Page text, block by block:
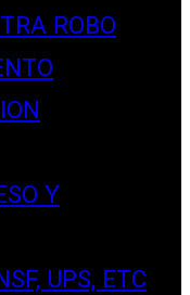
ROBO
Y
UPS, ETC